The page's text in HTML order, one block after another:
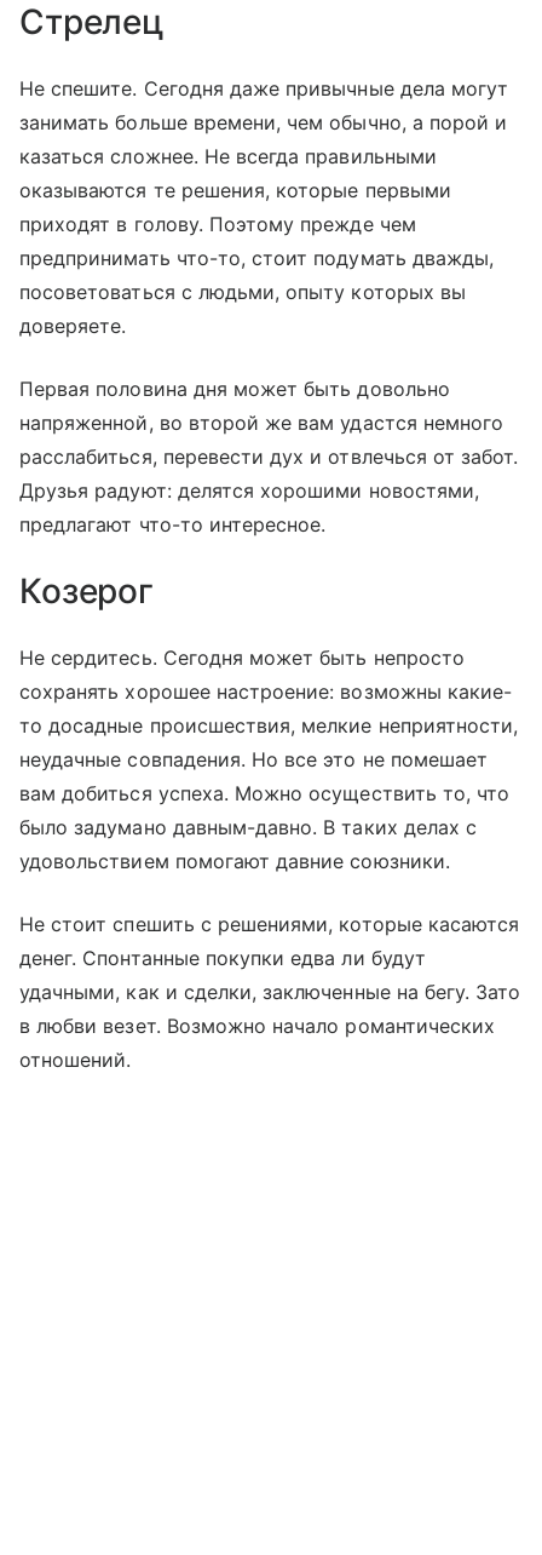
Стрелец
Не спешите. Сегодня даже привычные дела могут
занимать больше времени, чем обычно, а порой и
казаться сложнее. Не всегда правильными
оказываются те решения, которые первыми
приходят в голову. Поэтому прежде чем
предпринимать что-то, стоит подумать дважды,
посоветоваться с людьми, опыту которых вы
доверяете.
Первая половина дня может быть довольно
напряженной, во второй же вам удастся немного
расслабиться, перевести дух и отвлечься от забот.
Друзья радуют: делятся хорошими новостями,
предлагают что-то интересное.
Козерог
Не сердитесь. Сегодня может быть непросто
сохранять хорошее настроение: возможны какие-
то досадные происшествия, мелкие неприятности,
неудачные совпадения. Но все это не помешает
вам добиться успеха. Можно осуществить то, что
было задумано давным-давно. В таких делах с
удовольствием помогают давние союзники.
Не стоит спешить с решениями, которые касаются
денег. Спонтанные покупки едва ли будут
удачными, как и сделки, заключенные на бегу. Зато
в любви везет. Возможно начало романтических
отношений.